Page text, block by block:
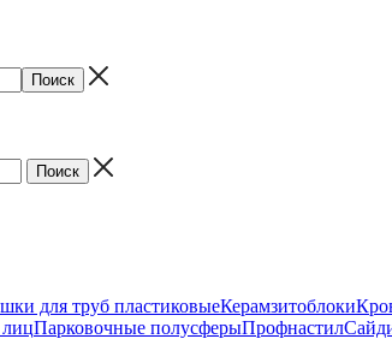
для труб пластиковыеКерамзитоблоки
Парковочные полусферыПрофнастил